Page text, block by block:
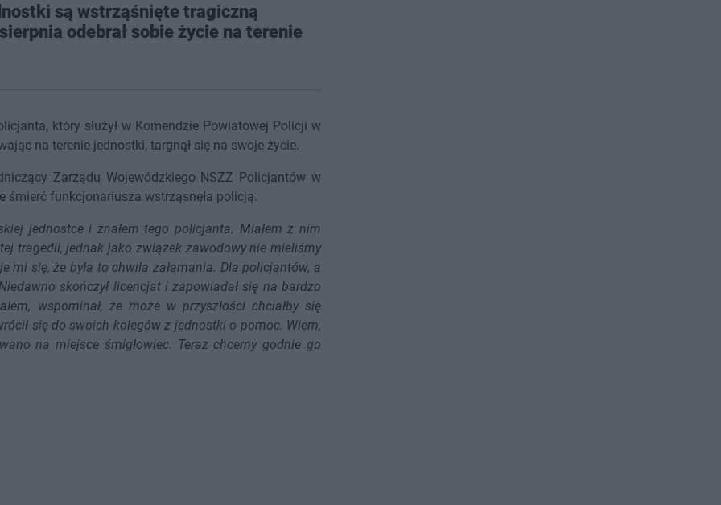
są wstrząśnięte tragiczną
odebrał sobie życie na terenie
który służył w Komendzie Powiatowej Policji w
na terenie jednostki, targnął się na swoje życie.
Zarządu Wojewódzkiego NSZZ Policjantów w
śmierć funkcjonariusza wstrząsnęła policją.
jednostce i znałem tego policjanta. Miałem z nim
tragedii, jednak jako związek zawodowy nie mieliśmy
mi się, że była to chwila załamania. Dla policjantów, a
skończył licencjat i zapowiadał się na bardzo
wspominał, że może w przyszłości chciałby się
się do swoich kolegów z jednostki o pomoc. Wiem,
na miejsce śmigłowiec. Teraz chcemy godnie go